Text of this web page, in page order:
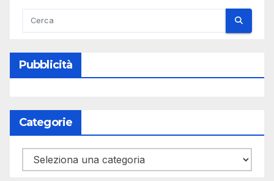
Pubblicità
Categorie
Categorie